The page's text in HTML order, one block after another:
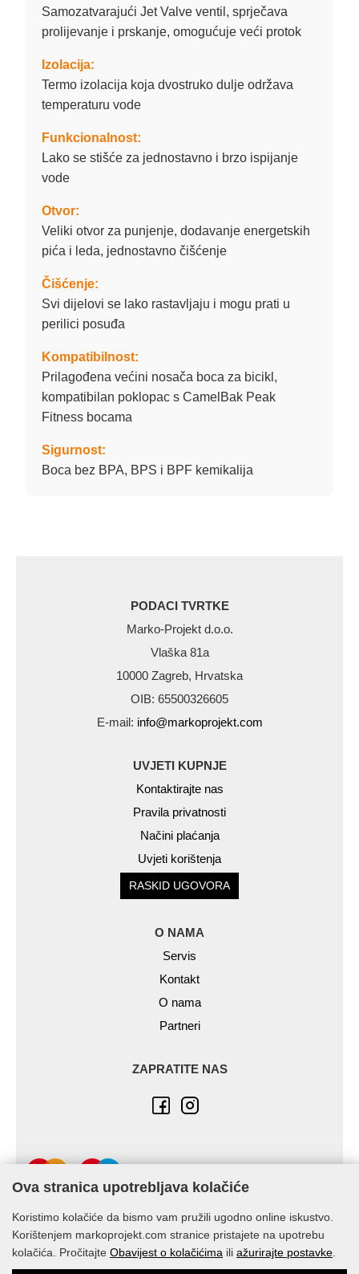
Samozatvarajući Jet Valve ventil, sprječava
prolijevanje i prskanje, omogućuje veći protok
Izolacija:
Termo izolacija koja dvostruko dulje održava
temperaturu vode
Funkcionalnost:
Lako se stišće za jednostavno i brzo ispijanje
vode
Otvor:
Veliki otvor za punjenje, dodavanje energetskih
pića i leda, jednostavno čišćenje
Čišćenje:
Svi dijelovi se lako rastavljaju i mogu prati u
perilici posuđa
Kompatibilnost:
Prilagođena većini nosača boca za bicikl,
kompatibilan poklopac s CamelBak Peak
Fitness bocama
Sigurnost:
Boca bez BPA, BPS i BPF kemikalija
PODACI TVRTKE
Marko-Projekt d.o.o.
Vlaška 81a
10000 Zagreb, Hrvatska
OIB: 65500326605
E-mail: info@markoprojekt.com
UVJETI KUPNJE
Kontaktirajte nas
Pravila privatnosti
Načini plaćanja
Uvjeti korištenja
RASKID UGOVORA
O NAMA
Servis
Kontakt
O nama
Partneri
ZAPRATITE NAS
© Marko-Projekt 2026
Ova stranica upotrebljava kolačiće
Koristimo kolačiće da bismo vam pružili ugodno online iskustvo.
Korištenjem markoprojekt.com stranice pristajete na upotrebu
kolačića. Pročitajte Obavijest o kolačićima ili ažurirajte postavke